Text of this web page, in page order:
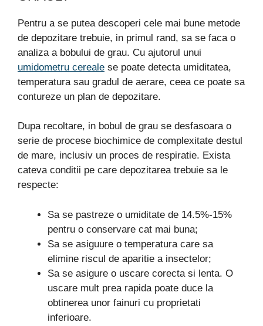
Pentru a se putea descoperi cele mai bune metode
de depozitare trebuie, in primul rand, sa se faca o
analiza a bobului de grau. Cu ajutorul unui
umidometru cereale se poate detecta umiditatea,
temperatura sau gradul de aerare, ceea ce poate sa
contureze un plan de depozitare.
Dupa recoltare, in bobul de grau se desfasoara o
serie de procese biochimice de complexitate destul
de mare, inclusiv un proces de respiratie. Exista
cateva conditii pe care depozitarea trebuie sa le
respecte:
Sa se pastreze o umiditate de 14.5%-15%
pentru o conservare cat mai buna;
Sa se asiguure o temperatura care sa
elimine riscul de aparitie a insectelor;
Sa se asigure o uscare corecta si lenta. O
uscare mult prea rapida poate duce la
obtinerea unor fainuri cu proprietati
inferioare.